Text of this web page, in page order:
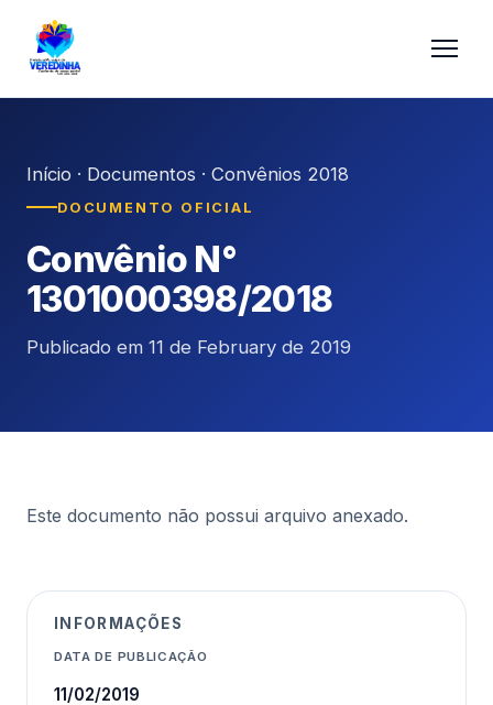
Início · Documentos · Convênios 2018
DOCUMENTO OFICIAL
Convênio N°
1301000398/2018
Publicado em 11 de February de 2019
Este documento não possui arquivo anexado.
INFORMAÇÕES
DATA DE PUBLICAÇÃO
11/02/2019